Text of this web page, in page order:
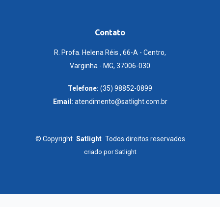
Contato
R. Profa. Helena Réis , 66-A - Centro,
Varginha - MG, 37006-030
Telefone: (35) 98852-0899
Email: atendimento@satlight.com.br
© Copyright Satlight Todos direitos reservados
criado porSatlight